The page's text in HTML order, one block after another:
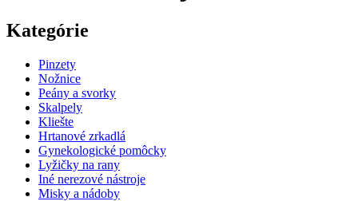
Kategórie
Pinzety
Nožnice
Peány a svorky
Skalpely
Kliešte
Hrtanové zrkadlá
Gynekologické pomôcky
Lyžičky na rany
Iné nerezové nástroje
Misky a nádoby